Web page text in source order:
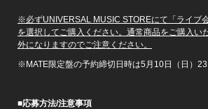
※必ずUNIVERSAL MUSIC STOREにて「ライブ
を選択してご購入ください。通常商品をご購入い
外になりますのでご注意ください。
※MATE限定盤の予約締切日時は5月10日（日）
■応募方法/注意事項